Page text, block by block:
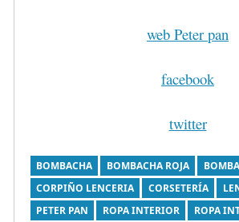
web Peter pan
facebook
twitter
BOMBACHA BOMBACHA ROJA
CORPIÑO LENCERIA
CORSETERÍA
PETER PAN
ROPA INTERIOR
ROPA